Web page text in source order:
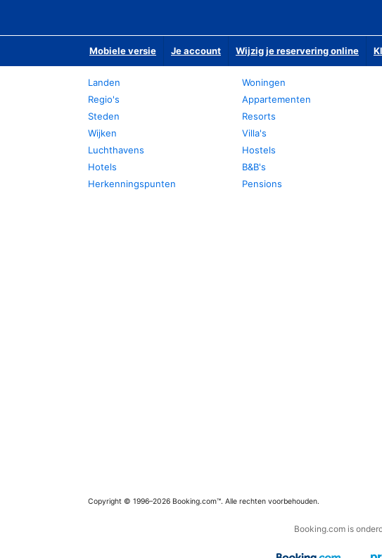
Mobiele versie Je account Wijzig je reservering online
Landen
Regio's
Steden
Wijken
Luchthavens
Hotels
Herkenningspunten
Woningen
Appartementen
Resorts
Villa's
Hostels
B&B's
Pensions
Copyright © 1996–2026 Booking.com™. Alle rechten voorbehouden.
Booking.com is